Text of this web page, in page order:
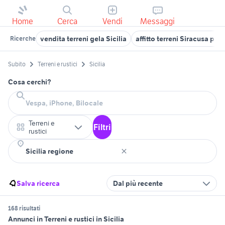
Home Cerca Vendi Messaggi
Ricerche vendita terreni gela Sicilia affitto terreni Siracusa
Subito Terreni e rustici Sicilia
Cosa cerchi?
Terreni e
rustici
Filtri
Salva ricerca Dal più recente
168 risultati
Annunci in Terreni e rustici in Sicilia